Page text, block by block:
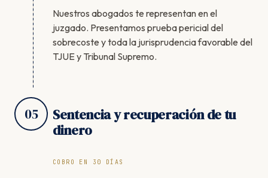
Nuestros abogados te representan en el
juzgado. Presentamos prueba pericial del
sobrecoste y toda la jurisprudencia favorable del
TJUE y Tribunal Supremo.
05
Sentencia y recuperación de tu
dinero
COBRO EN 30 DÍAS